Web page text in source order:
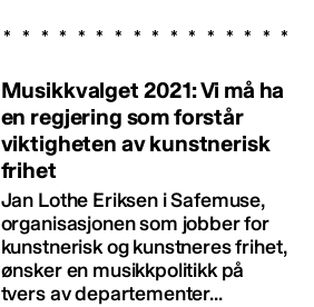
Musikkvalget 2021: Vi må ha
en regjering som forstår
viktigheten av kunstnerisk
frihet
Jan Lothe Eriksen i Safemuse,
organisasjonen som jobber for
kunstnerisk og kunstneres frihet,
ønsker en musikkpolitikk på
tvers av departementer...